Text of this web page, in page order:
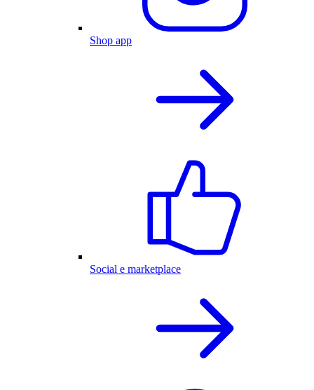
Shop app
Social e marketplace